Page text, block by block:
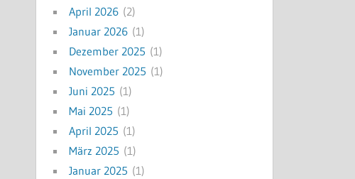
April 2026 (2)
Januar 2026 (1)
Dezember 2025 (1)
November 2025 (1)
Juni 2025 (1)
Mai 2025 (1)
April 2025 (1)
März 2025 (1)
Januar 2025 (1)